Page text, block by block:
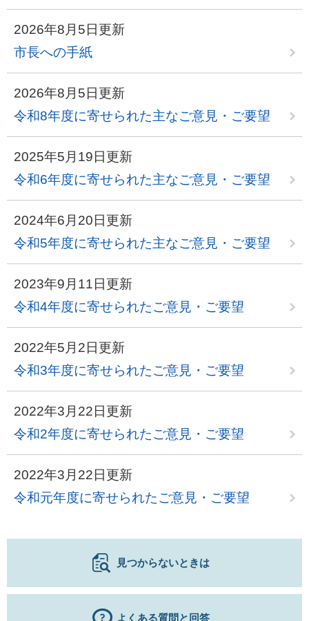
2026年8月5日更新
市長への手紙
2026年8月5日更新
令和8年度に寄せられた主なご意見・ご要望
2025年5月19日更新
令和6年度に寄せられた主なご意見・ご要望
2024年6月20日更新
令和5年度に寄せられた主なご意見・ご要望
2023年9月11日更新
令和4年度に寄せられたご意見・ご要望
2022年5月2日更新
令和3年度に寄せられたご意見・ご要望
2022年3月22日更新
令和2年度に寄せられたご意見・ご要望
2022年3月22日更新
令和元年度に寄せられたご意見・ご要望
見つからないときは
よくある質問と回答